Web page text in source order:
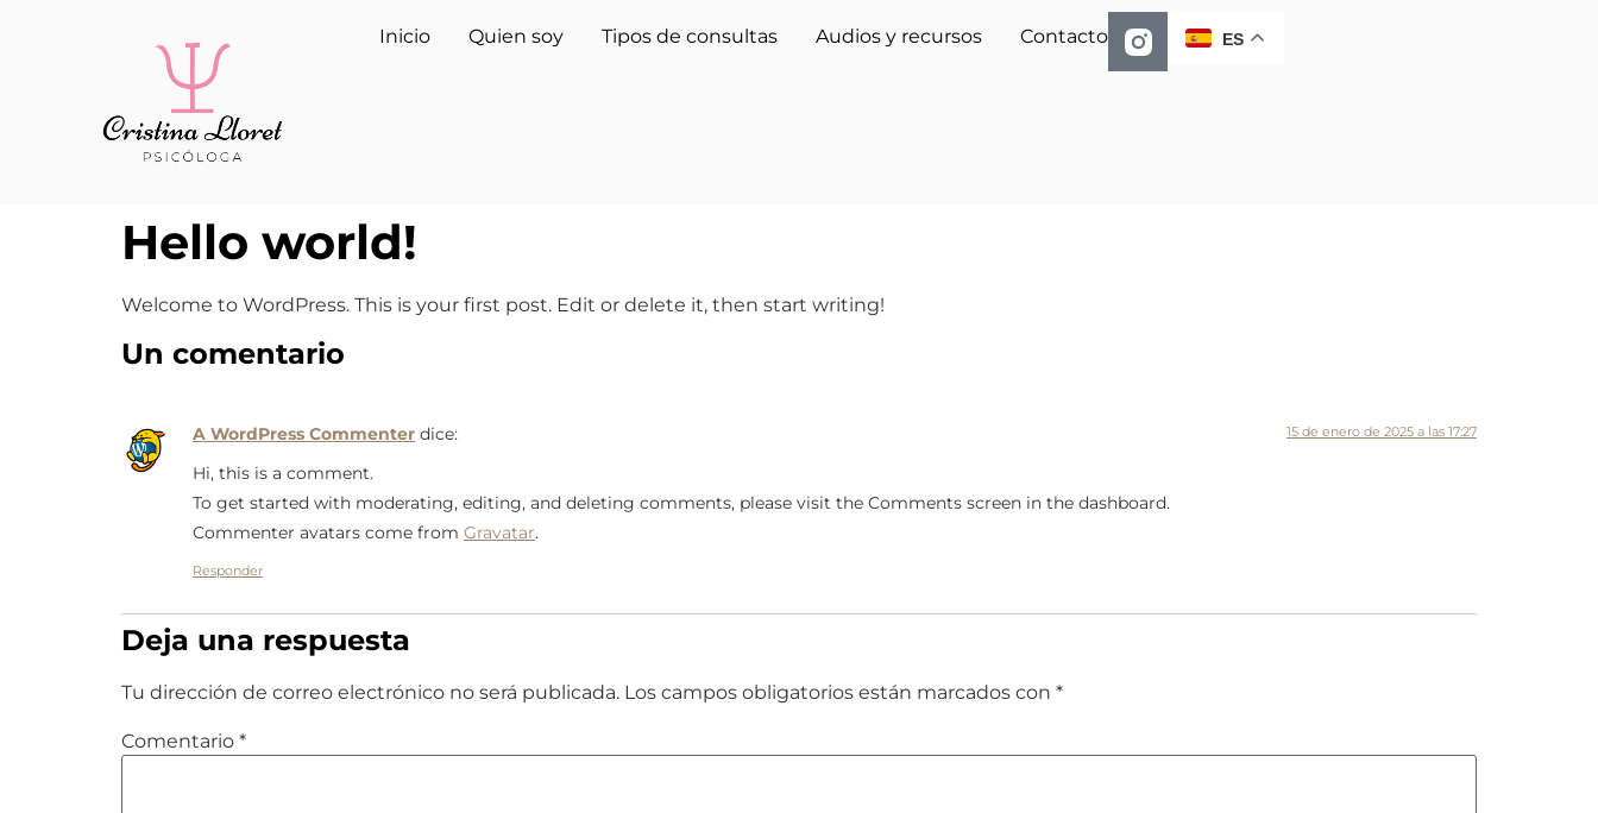
Inicio Quien soy Tipos de consultas Audios y recursos Contacto ES
Hello world!
Welcome to WordPress. This is your first post. Edit or delete it, then start writing!
Un comentario
A WordPress Commenter dice: 15 de enero de 2025 a las 17:27
Hi, this is a comment.
To get started with moderating, editing, and deleting comments, please visit the Comments screen in the dashboard.
Commenter avatars come from Gravatar.
Responder
Deja una respuesta
Tu dirección de correo electrónico no será publicada. Los campos obligatorios están marcados con *
Comentario *